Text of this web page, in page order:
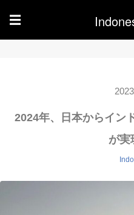
☰
2024年、日本からイン
が実